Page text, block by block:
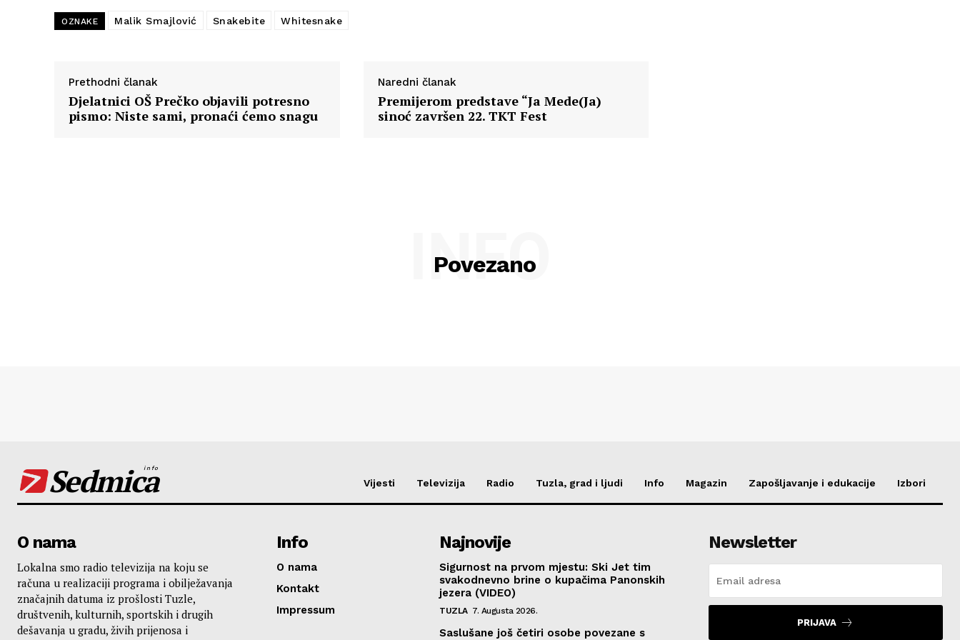
OZNAKE Malik Smajlović Snakebite Whitesnake
Prethodni članak
Djelatnici OŠ Prečko objavili potresno
pismo: Niste sami, pronaći ćemo snagu
Naredni članak
Premijerom predstave “Ja Mede(Ja)
sinoć završen 22. TKT Fest
Povezano
INFO
Sedmica
info
Vijesti Televizija Radio Tuzla, grad i ljudi Info Magazin Zapošljavanje i edukacije Izbori
O nama
Lokalna smo radio televizija na koju se
računa u realizaciji programa i obilježavanja
značajnih datuma iz prošlosti Tuzle,
društvenih, kulturnih, sportskih i drugih
dešavanja u gradu, živih prijenosa i
Info
O nama
Kontakt
Impressum
Najnovije
Sigurnost na prvom mjestu: Ski Jet tim
svakodnevno brine o kupačima Panonskih
jezera (VIDEO)
TUZLA 7. Augusta 2026.
Saslušane još četiri osobe povezane s
Newsletter
PRIJAVA